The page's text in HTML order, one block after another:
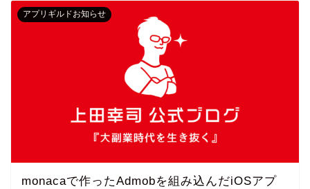
アプリギルドお知らせ
monacaで作ったAdmobを組み込んだiOSアプ